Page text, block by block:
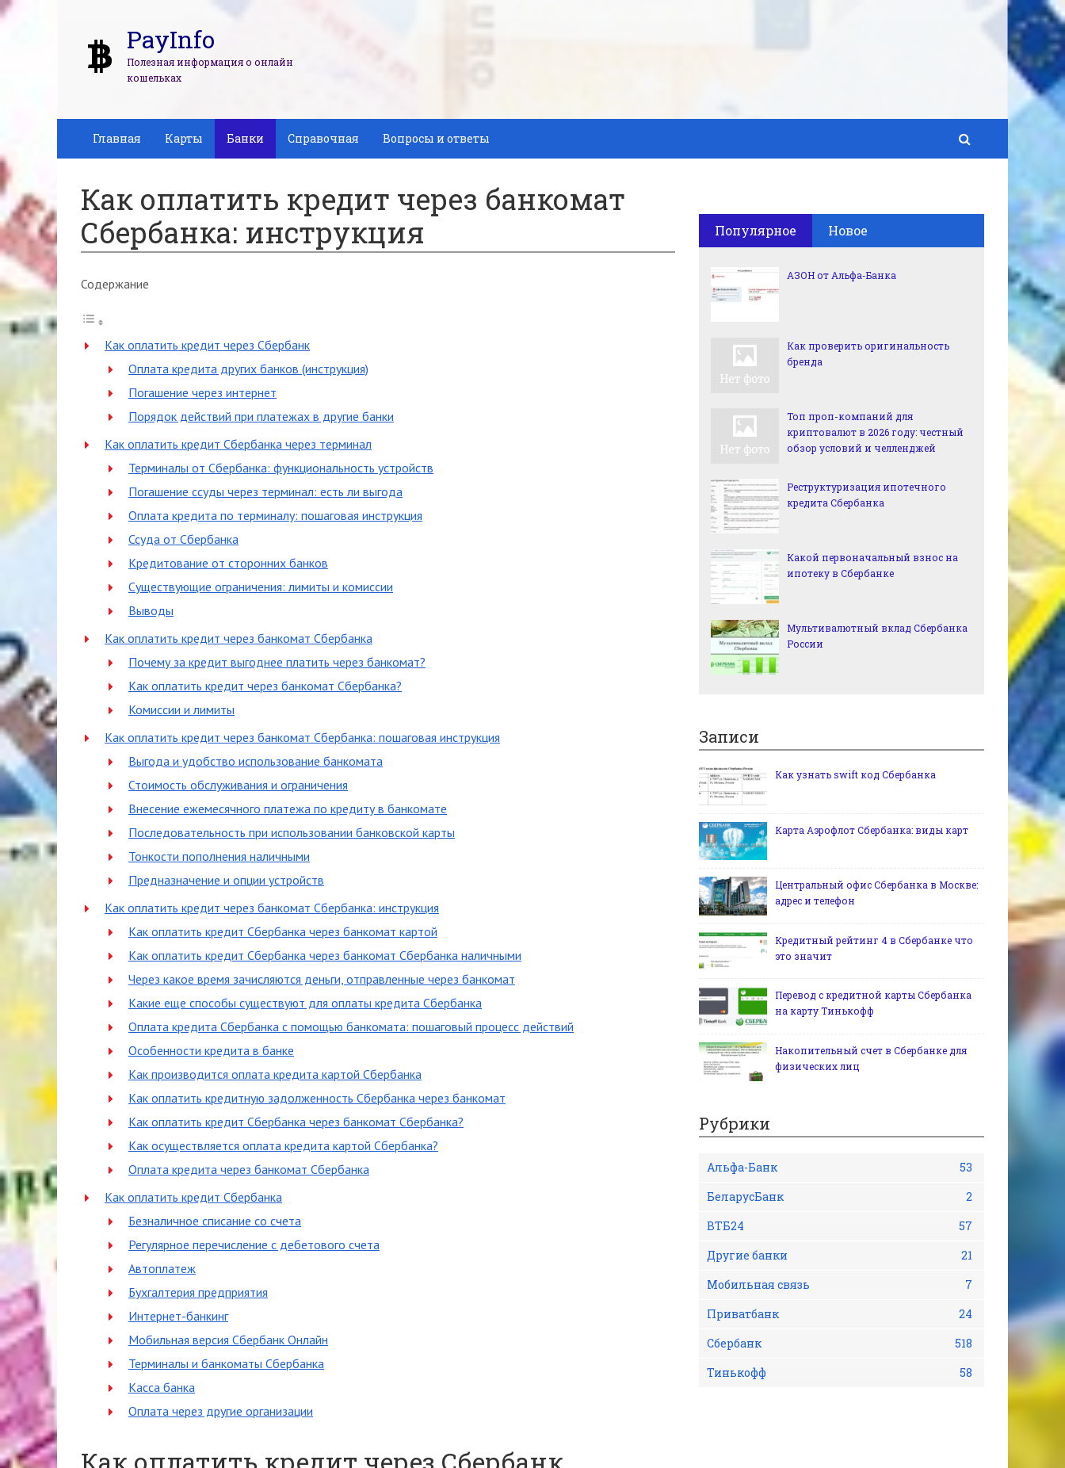
PayInfo
Полезная информация о онлайн
кошельках
Главная Карты Банки Справочная Вопросы и ответы
Как оплатить кредит через банкомат
Сбербанка: инструкция
Содержание
Как оплатить кредит через Сбербанк
Оплата кредита других банков (инструкция)
Погашение через интернет
Порядок действий при платежах в другие банки
Как оплатить кредит Сбербанка через терминал
Терминалы от Сбербанка: функциональность устройств
Погашение ссуды через терминал: есть ли выгода
Оплата кредита по терминалу: пошаговая инструкция
Ссуда от Сбербанка
Кредитование от сторонних банков
Существующие ограничения: лимиты и комиссии
Выводы
Как оплатить кредит через банкомат Сбербанка
Почему за кредит выгоднее платить через банкомат?
Как оплатить кредит через банкомат Сбербанка?
Комиссии и лимиты
Как оплатить кредит через банкомат Сбербанка: пошаговая инструкция
Выгода и удобство использование банкомата
Стоимость обслуживания и ограничения
Внесение ежемесячного платежа по кредиту в банкомате
Последовательность при использовании банковской карты
Тонкости пополнения наличными
Предназначение и опции устройств
Как оплатить кредит через банкомат Сбербанка: инструкция
Как оплатить кредит Сбербанка через банкомат картой
Как оплатить кредит Сбербанка через банкомат Сбербанка наличными
Через какое время зачисляются деньги, отправленные через банкомат
Какие еще способы существуют для оплаты кредита Сбербанка
Оплата кредита Сбербанка с помощью банкомата: пошаговый процесс действий
Особенности кредита в банке
Как производится оплата кредита картой Сбербанка
Как оплатить кредитную задолженность Сбербанка через банкомат
Как оплатить кредит Сбербанка через банкомат Сбербанка?
Как осуществляется оплата кредита картой Сбербанка?
Оплата кредита через банкомат Сбербанка
Как оплатить кредит Сбербанка
Безналичное списание со счета
Регулярное перечисление с дебетового счета
Автоплатеж
Бухгалтерия предприятия
Интернет-банкинг
Мобильная версия Сбербанк Онлайн
Терминалы и банкоматы Сбербанка
Касса банка
Оплата через другие организации
Популярное Новое
АЗОН от Альфа-Банка
Как проверить оригинальность
бренда
Топ проп-компаний для
криптовалют в 2026 году: честный
обзор условий и челленджей
Реструктуризация ипотечного
кредита Сбербанка
Какой первоначальный взнос на
ипотеку в Сбербанке
Мультивалютный вклад Сбербанка
России
Записи
Как узнать swift код Сбербанка
Карта Аэрофлот Сбербанка: виды карт
Центральный офис Сбербанка в Москве:
адрес и телефон
Кредитный рейтинг 4 в Сбербанке что
это значит
Перевод с кредитной карты Сбербанка
на карту Тинькофф
Накопительный счет в Сбербанке для
физических лиц
Рубрики
Альфа-Банк
53
БеларусБанк
2
ВТБ24
57
Другие банки
21
Мобильная связь
7
Приватбанк
24
Сбербанк
518
Тинькофф
58